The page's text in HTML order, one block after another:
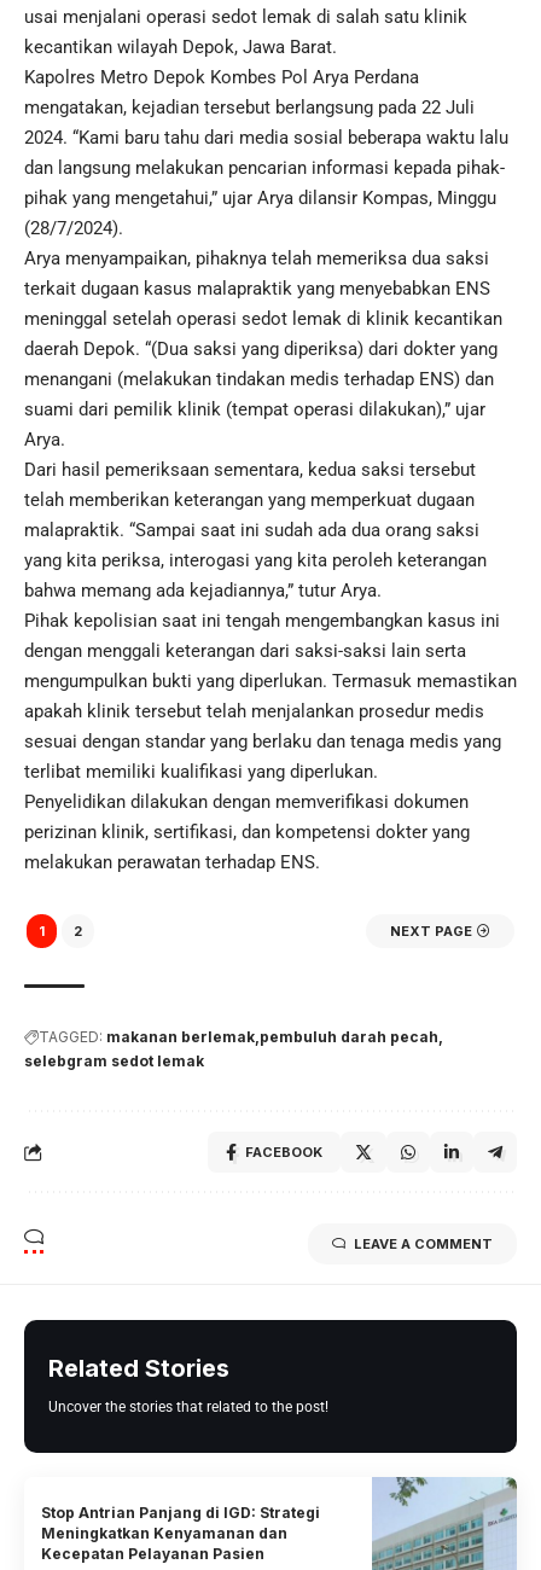
usai menjalani operasi sedot lemak di salah satu klinik
kecantikan wilayah Depok, Jawa Barat.
Kapolres Metro Depok Kombes Pol Arya Perdana
mengatakan, kejadian tersebut berlangsung pada 22 Juli
2024. “Kami baru tahu dari media sosial beberapa waktu lalu
dan langsung melakukan pencarian informasi kepada pihak-
pihak yang mengetahui,” ujar Arya dilansir Kompas, Minggu
(28/7/2024).
Arya menyampaikan, pihaknya telah memeriksa dua saksi
terkait dugaan kasus malapraktik yang menyebabkan ENS
meninggal setelah operasi sedot lemak di klinik kecantikan
daerah Depok. “(Dua saksi yang diperiksa) dari dokter yang
menangani (melakukan tindakan medis terhadap ENS) dan
suami dari pemilik klinik (tempat operasi dilakukan),” ujar
Arya.
Dari hasil pemeriksaan sementara, kedua saksi tersebut
telah memberikan keterangan yang memperkuat dugaan
malapraktik. “Sampai saat ini sudah ada dua orang saksi
yang kita periksa, interogasi yang kita peroleh keterangan
bahwa memang ada kejadiannya,” tutur Arya.
Pihak kepolisian saat ini tengah mengembangkan kasus ini
dengan menggali keterangan dari saksi-saksi lain serta
mengumpulkan bukti yang diperlukan. Termasuk memastikan
apakah klinik tersebut telah menjalankan prosedur medis
sesuai dengan standar yang berlaku dan tenaga medis yang
terlibat memiliki kualifikasi yang diperlukan.
Penyelidikan dilakukan dengan memverifikasi dokumen
perizinan klinik, sertifikasi, dan kompetensi dokter yang
melakukan perawatan terhadap ENS.
1 2 NEXT PAGE
TAGGED: makanan berlemak pembuluh darah pecah
selebgram sedot lemak
FACEBOOK
LEAVE A COMMENT
Related Stories
Uncover the stories that related to the post!
Stop Antrian Panjang di IGD: Strategi
Meningkatkan Kenyamanan dan
Kecepatan Pelayanan Pasien